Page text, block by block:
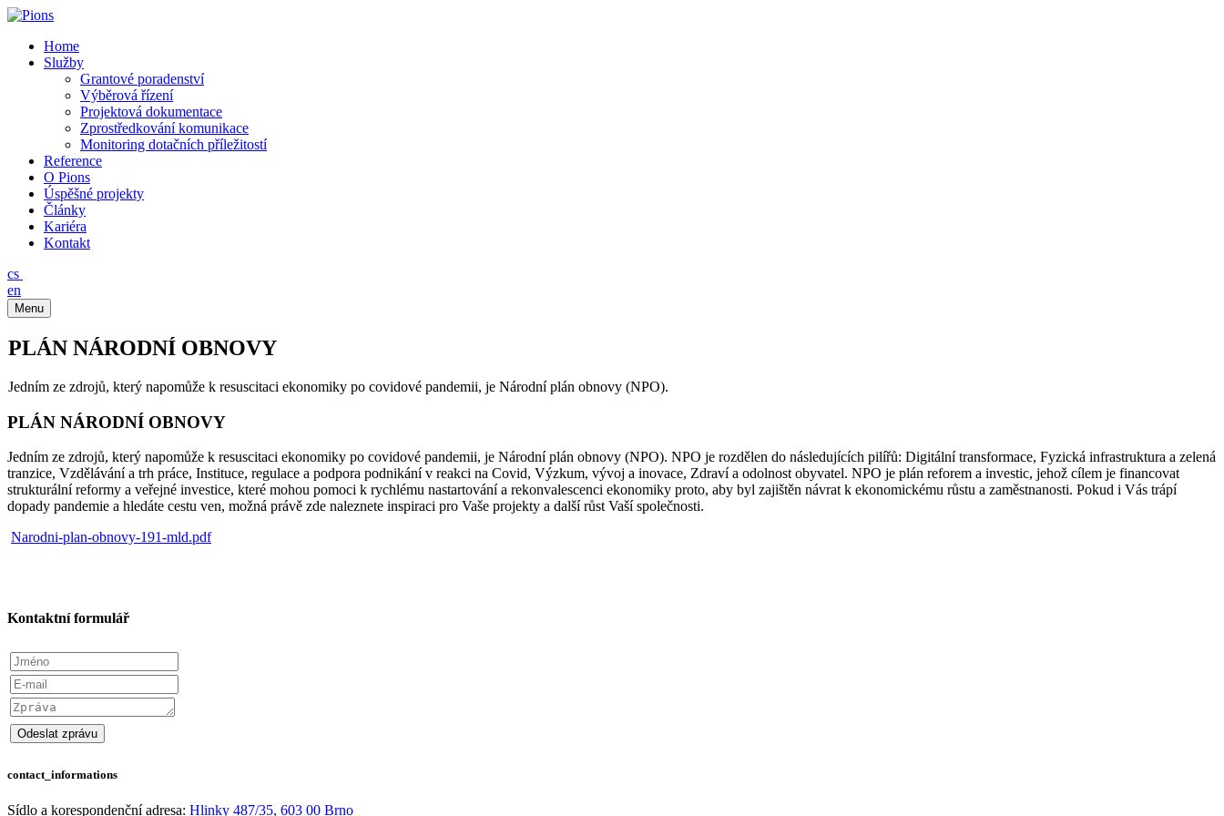
Home
Služby
Grantové poradenství
Výběrová řízení
Projektová dokumentace
Zprostředkování komunikace
Monitoring dotačních příležitostí
Reference
O Pions
Úspěšné projekty
Články
Kariéra
Kontakt
cs
en
Menu
PLÁN NÁRODNÍ OBNOVY
Jedním ze zdrojů, který napomůže k resuscitaci ekonomiky po covidové pandemii, je Národní plán obnovy (NPO).
PLÁN NÁRODNÍ OBNOVY
Jedním ze zdrojů, který napomůže k resuscitaci ekonomiky po covidové pandemii, je Národní plán obnovy (NPO). NPO je rozdělen do následujících pilířů: Digitální transformace, Fyzická infrastruktura a zelená
tranzice, Vzdělávání a trh práce, Instituce, regulace a podpora podnikání v reakci na Covid, Výzkum, vývoj a inovace, Zdraví a odolnost obyvatel. NPO je plán reforem a investic, jehož cílem je financovat
strukturální reformy a veřejné investice, které mohou pomoci k rychlému nastartování a rekonvalescenci ekonomiky proto, aby byl zajištěn návrat k ekonomickému růstu a zaměstnanosti. Pokud i Vás trápí
dopady pandemie a hledáte cestu ven, možná právě zde naleznete inspiraci pro Vaše projekty a další růst Vaší společnosti.
Narodni-plan-obnovy-191-mld.pdf
Kontaktní formulář
contact_informations
Sídlo a korespondenční adresa: Hlinky 487/35, 603 00 Brno